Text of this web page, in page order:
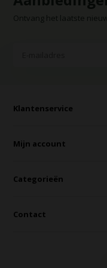
Ontvang het laatste
Klantenservice
Mijn account
Categorieën
Contact